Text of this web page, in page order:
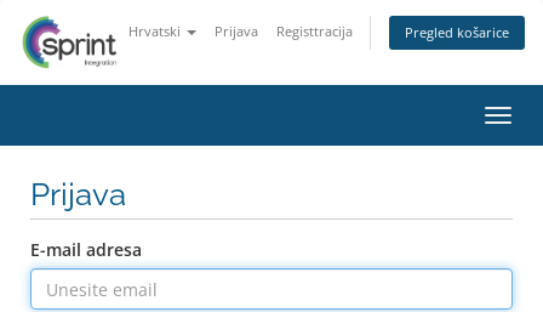
Hrvatski Prijava Registtracija Pregled košarice
Prijava
E-mail adresa